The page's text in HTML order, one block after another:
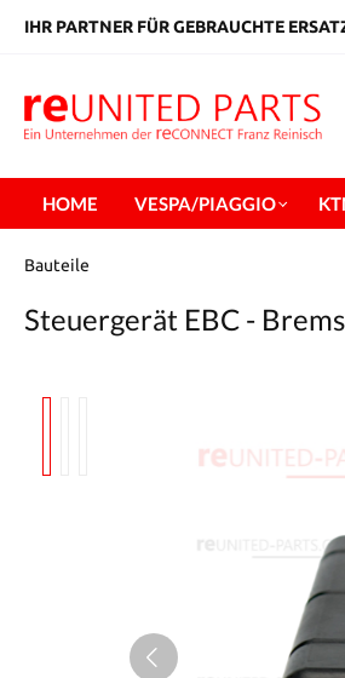
springen
IHR PARTNER FÜR GEBRAUCHTE
HOME VESPA/PIAGGIO
Bauteile
Steuergerät EBC -